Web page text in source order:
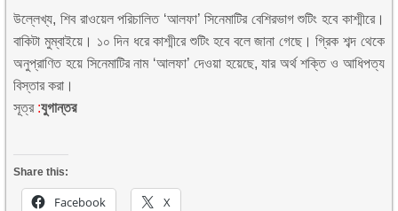
উল্লেখ্য, শিব রাওয়েল পরিচালিত ‘আলফা’ সিনেমাটির বেশিরভাগ শুটিং হবে কাশ্মীরে।
বাকিটা মুম্বাইয়ে। ১০ দিন ধরে কাশ্মীরে শুটিং হবে বলে জানা গেছে। গ্রিক শব্দ থেকে
অনুপ্রাণিত হয়ে সিনেমাটির নাম ‘আলফা’ দেওয়া হয়েছে, যার অর্থ শক্তি ও আধিপত্য
বিস্তার করা।
সূত্র :যুগান্তর
Share this:
Facebook X